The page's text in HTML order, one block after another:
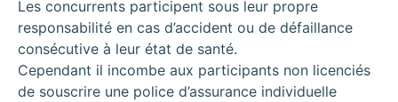
Les concurrents participent sous leur propre
responsabilité en cas d’accident ou de défaillance
consécutive à leur état de santé.
Cependant il incombe aux participants non licenciés
de souscrire une police d’assurance individuelle